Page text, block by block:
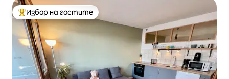
Най-популярен избор на гостите
Избор на гостите